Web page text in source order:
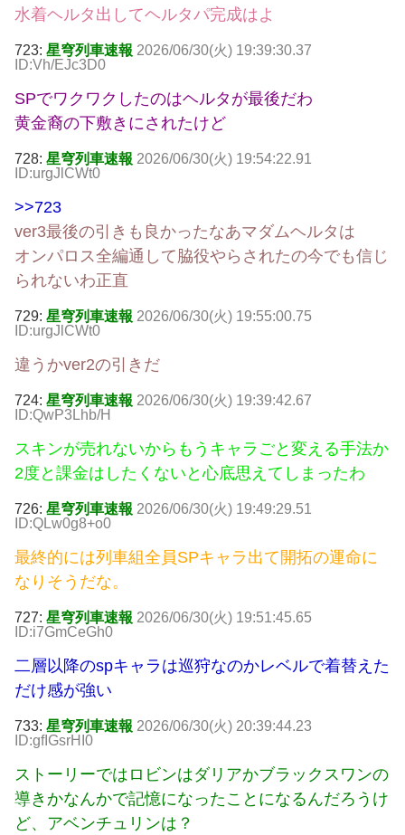
水着ヘルタ出してヘルタパ完成はよ
723: 星穹列車速報 2026/06/30(火) 19:39:30.37
ID:Vh/EJc3D0
SPでワクワクしたのはヘルタが最後だわ
黄金裔の下敷きにされたけど
728: 星穹列車速報 2026/06/30(火) 19:54:22.91
ID:urgJlCWt0
>>723
ver3最後の引きも良かったなあマダムヘルタは
オンパロス全編通して脇役やらされたの今でも信じ
られないわ正直
729: 星穹列車速報 2026/06/30(火) 19:55:00.75
ID:urgJlCWt0
違うかver2の引きだ
724: 星穹列車速報 2026/06/30(火) 19:39:42.67
ID:QwP3Lhb/H
スキンが売れないからもうキャラごと変える手法か
2度と課金はしたくないと心底思えてしまったわ
726: 星穹列車速報 2026/06/30(火) 19:49:29.51
ID:QLw0g8+o0
最終的には列車組全員SPキャラ出て開拓の運命に
なりそうだな。
727: 星穹列車速報 2026/06/30(火) 19:51:45.65
ID:i7GmCeGh0
二層以降のspキャラは巡狩なのかレベルで着替えた
だけ感が強い
733: 星穹列車速報 2026/06/30(火) 20:39:44.23
ID:gfIGsrHI0
ストーリーではロビンはダリアかブラックスワンの
導きかなんかで記憶になったことになるんだろうけ
ど、アベンチュリンは？